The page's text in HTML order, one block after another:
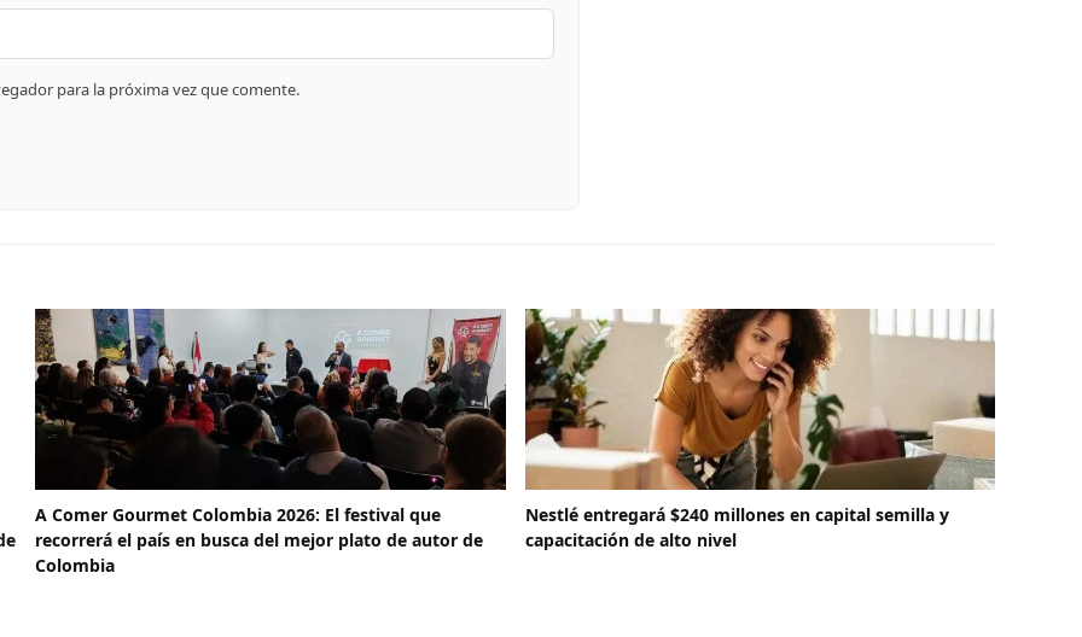
para la próxima vez que comente.
A Comer Gourmet Colombia 2026: El festival que
recorrerá el país en busca del mejor plato de autor de
Colombia
Nestlé entregará $240 millones en capital semilla y
capacitación de alto nivel